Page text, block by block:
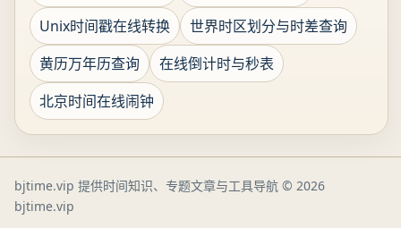
Unix时间戳在线转换
世界时区划分与时差查询
黄历万年历查询
在线倒计时与秒表
北京时间在线闹钟
bjtime.vip 提供时间知识、专题文章与工具导航 © 2026
bjtime.vip